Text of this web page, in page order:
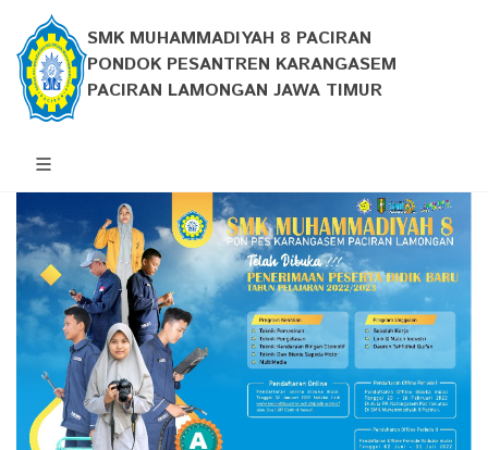
SMK MUHAMMADIYAH 8 PACIRAN
PONDOK PESANTREN KARANGASEM
PACIRAN LAMONGAN JAWA TIMUR